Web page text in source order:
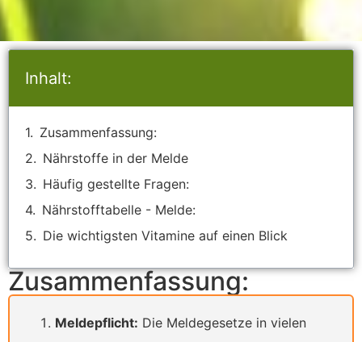
Inhalt:
Zusammenfassung:
Nährstoffe in der Melde
Häufig gestellte Fragen:
Nährstofftabelle - Melde:
Die wichtigsten Vitamine auf einen Blick
Zusammenfassung:
Meldepflicht: Die Meldegesetze in vielen